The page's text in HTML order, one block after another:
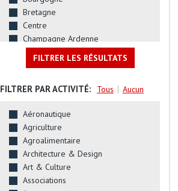
Bretagne
Centre
Champagne Ardenne
Ile de France
Limousin
Lorraine
Midi-Pyrénées
Nord Pas de Calais
P.A.C.A
Pays de la Loire
FILTRER LES RÉSULTATS
FILTRER PAR ACTIVITÉ: Tous | Aucun
Aéronautique
Agriculture
Agroalimentaire
Architecture & Design
Art & Culture
Associations